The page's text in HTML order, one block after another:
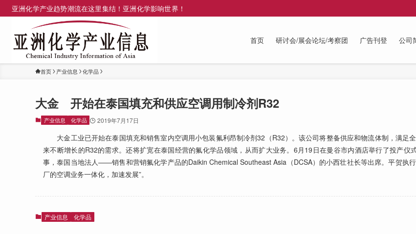
亚洲化学产业趋势潮流在这里集结！亚洲化学影响世界！
首页 研讨会/展会论坛/考察团 广告刊登 公司
首页 产业信息 化学品
大金 开始在泰国填充和供应空调用制冷剂R32
产业信息 化学品 2019年7月17日
大金工业已开始在泰国填充和销售室内空调用小包装氟利昂制冷剂32（R32）。该公司将整备供应和物流体制，满足
来不断增长的R32的需求。还将扩宽在泰国经营的氟化学品领域，从而扩大业务。6月19日在曼谷市内酒店举行了投产仪
事，泰国当地法人——销售和营销氟化学产品的Daikin Chemical Southeast Asia（DCSA）的小西壮社长等出席。平贺执
厂的空调业务一体化，加速发展”。
产业信息 化学品